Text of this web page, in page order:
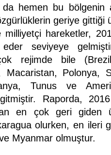
hemen bu bölgenin
geriye gittiği
hareketler,
seviyeye
rejimde bile
Macaristan, Polonya,
Tunus ve
Raporda,
en çok geri giden
olurken, en ileri
Myanmar olmuştur.